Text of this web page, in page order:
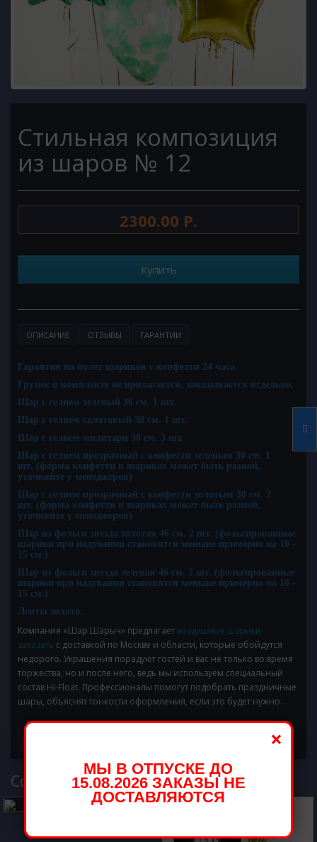
Стильная композиция
из шаров № 12
2300.00 Р.
Купить
ОПИСАНИЕ ОТЗЫВЫ ГАРАНТИИ
Гарантия на полет шариков с конфетти 24 часа.
Грузик в комплекте не прилагается, заказывается отдельно.
Шар с гелием зеленый 30 см. 1 шт.
Шар с гелием салатовый 30 см. 1 шт.
Шар с гелием милитари 30 см. 3 шт.
Шар с гелием прозрачный с конфетти зеленым 30 см. 1
шт. (форма конфетти в шариках может быть разной,
уточняйте у менеджеров)
Шар с гелием прозрачный с конфетти золотым 30 см. 2
шт. (форма конфетти в шариках может быть разной,
уточняйте у менеджеров)
Шар из фольги звезда золотая 46 см. 2 шт. (фольгированные
шарики при надувании становятся меньше примерно на 10 -
15 см.)
Шар из фольги звезда зеленая 46 см. 2 шт. (фольгированные
шарики при надувании становятся меньше примерно на 10 -
15 см.)
Ленты золото.
Компания «Шар Шарыч» предлагает воздушные шарики
заказать с доставкой по Москве и области, которые обойдутся
недорого. Украшения порадуют гостей и вас не только во время
торжества, но и после него, ведь мы используем специальный
состав Hi-Float. Профессионалы помогут подобрать праздничные
шары, объяснят тонкости оформления, если это будет нужно.
Cопутствующий товар
×
МЫ В ОТПУСКЕ ДО
15.08.2026 ЗАКАЗЫ НЕ
ДОСТАВЛЯЮТСЯ